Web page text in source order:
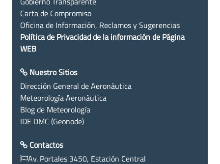
Carta de Compromiso
Oficina de Información, Reclamos y Sugerencias
Política de Privacidad de la información de Página
WEB
Nuestro Sitios
Dirección General de Aeronáutica
Meteorología Aeronáutica
Blog de Meteorología
IDE DMC (Geonode)
Contactos
Av. Portales 3450, Estación Central